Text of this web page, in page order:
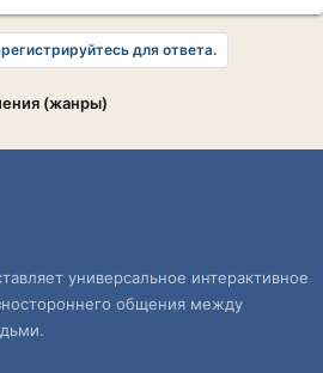
для ответа.
(жанры)
универсальное интерактивное
общения между